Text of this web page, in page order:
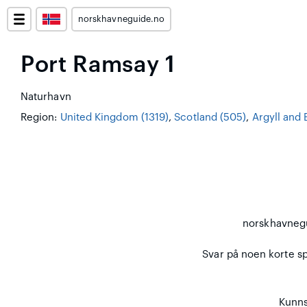
norskhavneguide.no
Port Ramsay 1
Naturhavn
Region: United Kingdom (1319), Scotland (505), Argyll and
Svar på noen korte